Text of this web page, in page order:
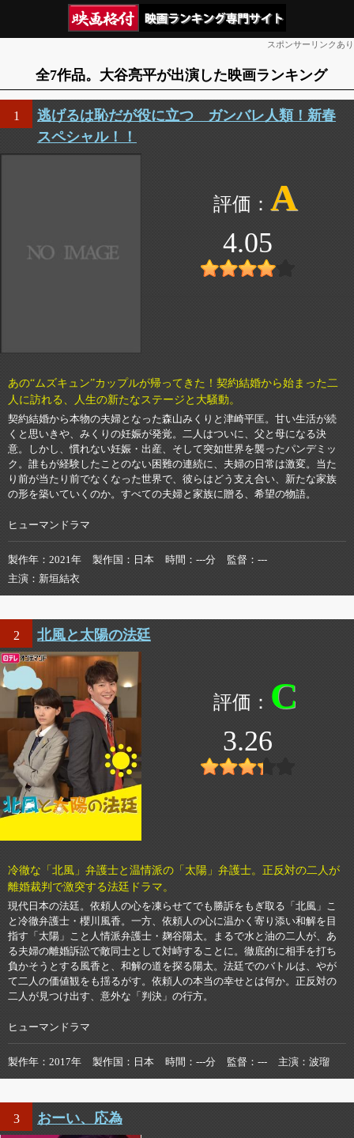
スポンサーリンクあり
全7作品。大谷亮平が出演した映画ランキング
1
逃げるは恥だが役に立つ ガンバレ人類！新春
スペシャル！！
A
4.05
あの“ムズキュン”カップルが帰ってきた！契約結婚から始まった二
人に訪れる、人生の新たなステージと大騒動。
契約結婚から本物の夫婦となった森山みくりと津崎平匡。甘い生活が続
くと思いきや、みくりの妊娠が発覚。二人はついに、父と母になる決
意。しかし、慣れない妊娠・出産、そして突如世界を襲ったパンデミッ
ク。誰もが経験したことのない困難の連続に、夫婦の日常は激変。当た
り前が当たり前でなくなった世界で、彼らはどう支え合い、新たな家族
の形を築いていくのか。すべての夫婦と家族に贈る、希望の物語。
ヒューマンドラマ
製作年 2021年 製作国 日本 時間 ---分 監督
---
主演
新垣結衣
2 北風と太陽の法廷
C
3.26
冷徹な「北風」弁護士と温情派の「太陽」弁護士。正反対の二人が
離婚裁判で激突する法廷ドラマ。
現代日本の法廷。依頼人の心を凍らせてでも勝訴をもぎ取る「北風」こ
と冷徹弁護士・櫻川風香。一方、依頼人の心に温かく寄り添い和解を目
指す「太陽」こと人情派弁護士・麹谷陽太。まるで水と油の二人が、あ
る夫婦の離婚訴訟で敵同士として対峙することに。徹底的に相手を打ち
負かそうとする風香と、和解の道を探る陽太。法廷でのバトルは、やが
て二人の価値観をも揺るがす。依頼人の本当の幸せとは何か。正反対の
二人が見つけ出す、意外な「判決」の行方。
ヒューマンドラマ
製作年 2017年 製作国 日本 時間 ---分 監督 --- 主演 波瑠
3 おーい、応為